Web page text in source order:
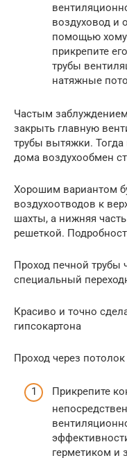
воздуховод и
помощью
прикрепите
трубы
натяжные
Частым
закрыть главную
трубы вытяжки. Тогда
дома воздухообмен
Хорошим вариантом
воздухоотводов к
шахты, а нижняя
решеткой.
Проход печной трубы
специальный
Красиво и точно
гипсокартона
Проход через
Прикрепите
герметиком и